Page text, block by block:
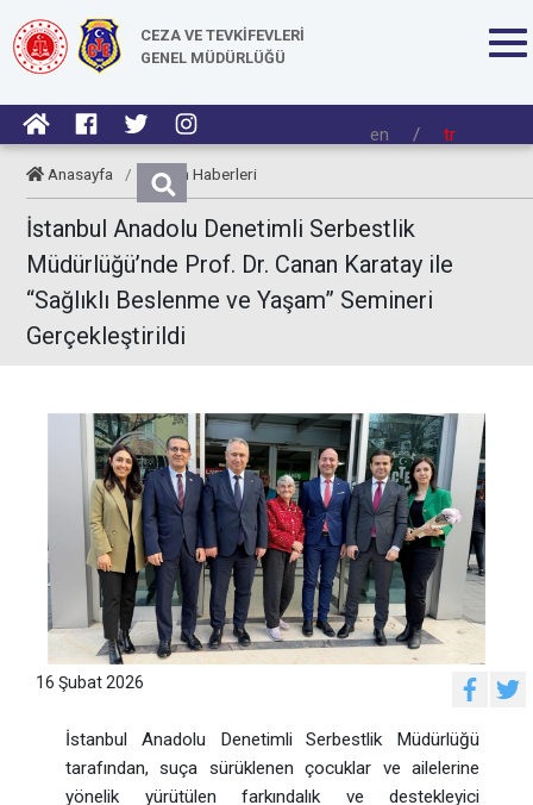
CEZA VE TEVKİFEVLERİ
GENEL MÜDÜRLÜĞÜ
en / tr
Anasayfa / Kurum Haberleri
İstanbul Anadolu Denetimli Serbestlik
Müdürlüğü’nde Prof. Dr. Canan Karatay ile
“Sağlıklı Beslenme ve Yaşam” Semineri
Gerçekleştirildi
16 Şubat 2026
İstanbul Anadolu Denetimli Serbestlik Müdürlüğü
tarafından, suça sürüklenen çocuklar ve ailelerine
yönelik yürütülen farkındalık ve destekleyici